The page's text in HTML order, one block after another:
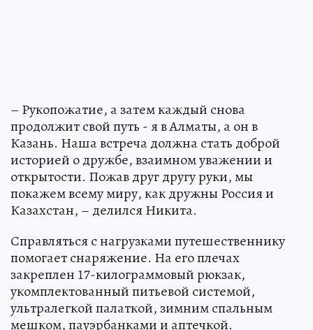
– Рукопожатие, а затем каждый снова
продолжит свой путь - я в Алматы, а он в
Казань. Наша встреча должна стать доброй
историей о дружбе, взаимном уважении и
открытости. Пожав друг другу руки, мы
покажем всему миру, как дружны Россия и
Казахстан, – делился Никита.
Справляться с нагрузками путешественнику
помогает снаряжение. На его плечах
закреплен 17-килограммовый рюкзак,
укомплектованный питьевой системой,
ультралегкой палаткой, зимним спальным
мешком, пауэрбанками и аптечкой.